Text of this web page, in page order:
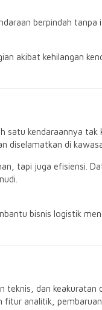
berpindah tanpa
akibat kehilangan
kendaraannya tak
diselamatkan di
tapi juga efisiensi.
bisnis logistik
teknis, dan keakuratan
fitur analitik,